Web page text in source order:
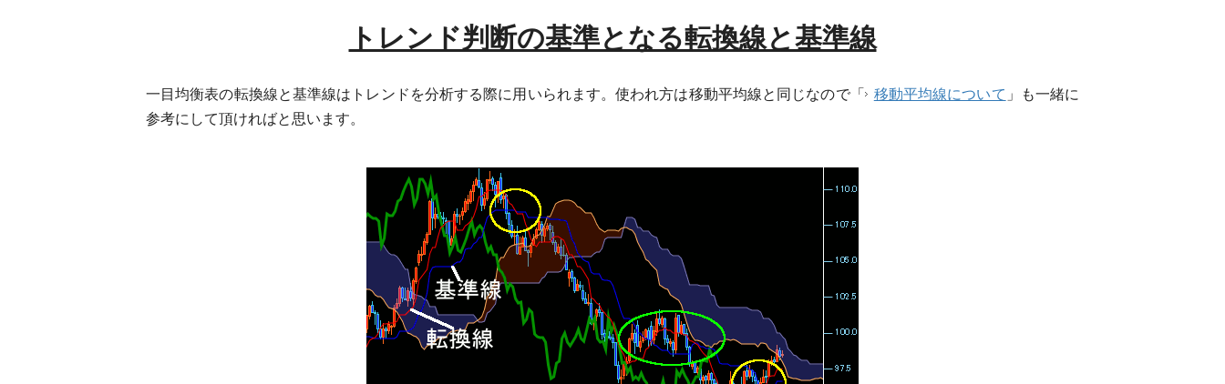
トレンド判断の基準となる転換線と基準線
一目均衡表の転換線と基準線はトレンドを分析する際に用いられます。使われ方は移動平均線と同じなので「 移動平均線について 」も一緒に
参考にして頂ければと思います。